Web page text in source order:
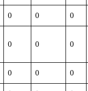
0 0 0
0 0 0
0 0 0